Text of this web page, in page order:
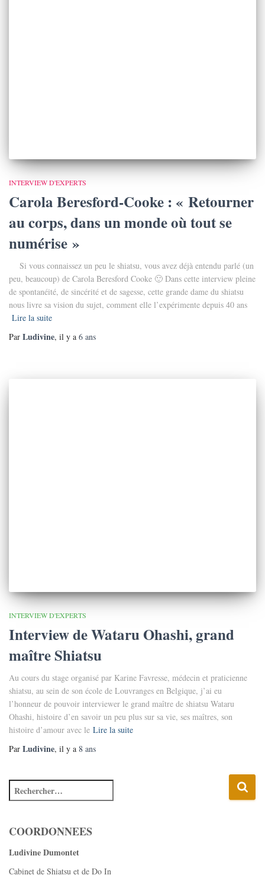
INTERVIEW D'EXPERTS
Carola Beresford-Cooke : « Retourner
au corps, dans un monde où tout se
numérise »
Si vous connaissez un peu le shiatsu, vous avez déjà entendu parlé (un
peu, beaucoup) de Carola Beresford Cooke 🙂 Dans cette interview pleine
de spontanéité, de sincérité et de sagesse, cette grande dame du shiatsu
nous livre sa vision du sujet, comment elle l’expérimente depuis 40 ans
Lire la suite
Par Ludivine, il y a 6 ans
INTERVIEW D'EXPERTS
Interview de Wataru Ohashi, grand
maître Shiatsu
Au cours du stage organisé par Karine Favresse, médecin et praticienne
shiatsu, au sein de son école de Louvranges en Belgique, j’ai eu
l’honneur de pouvoir interviewer le grand maître de shiatsu Wataru
Ohashi, histoire d’en savoir un peu plus sur sa vie, ses maîtres, son
histoire d’amour avec le Lire la suite
Par Ludivine, il y a 8 ans
COORDONNEES
Ludivine Dumontet
Cabinet de Shiatsu et de Do In